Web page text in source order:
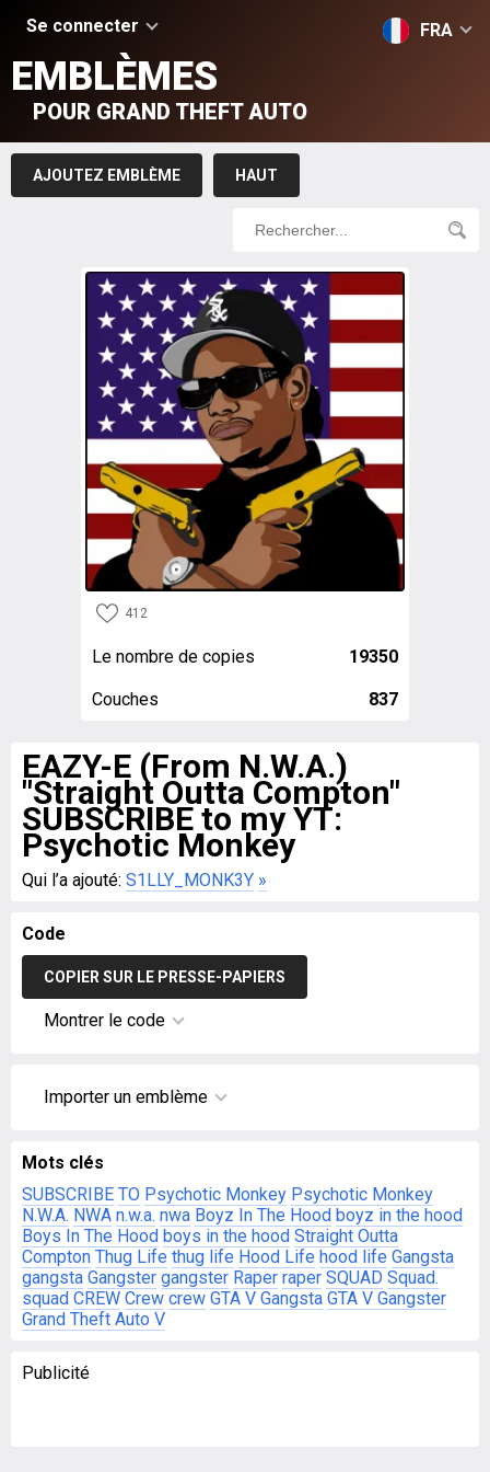
Se connecter FRA
EMBLÈMES
POUR GRAND THEFT AUTO
AJOUTEZ EMBLÈME HAUT
412
Le nombre de copies 19350
Couches 837
EAZY-E (From N.W.A.)
"Straight Outta Compton"
SUBSCRIBE to my YT:
Psychotic Monkey
Qui l’a ajouté: S1LLY_MONK3Y »
Code
COPIER SUR LE PRESSE-PAPIERS
Montrer le code
Importer un emblème
Mots clés
SUBSCRIBE TO Psychotic Monkey Psychotic Monkey
N.W.A. NWA n.w.a. nwa Boyz In The Hood boyz in the hood
Boys In The Hood boys in the hood Straight Outta
Compton Thug Life thug life Hood Life hood life Gangsta
gangsta Gangster gangster Raper raper SQUAD Squad.
squad CREW Crew crew GTA V Gangsta GTA V Gangster
Grand Theft Auto V
Publicité